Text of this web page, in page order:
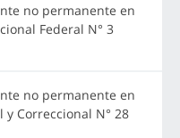
no permanente en
Federal N° 3
no permanente en
Correccional N° 28